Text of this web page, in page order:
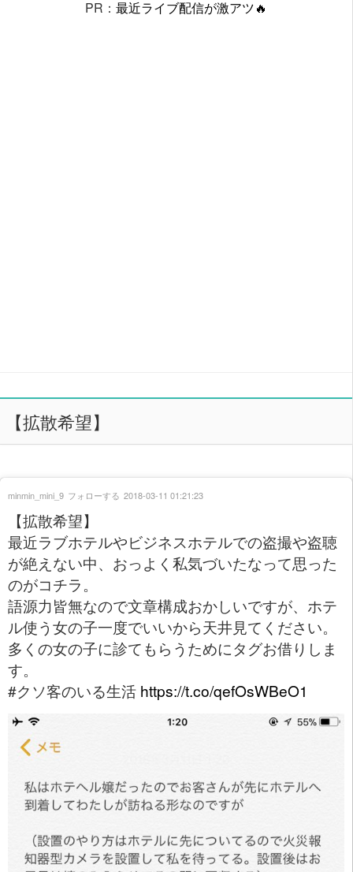
PR： 最近ライブ配信が激アツ🔥
【拡散希望】
【拡散希望】
最近ラブホテルやビジネスホテルでの盗撮や盗聴
が絶えない中、おっよく私気づいたなって思った
のがコチラ。
語源力皆無なので文章構成おかしいですが、ホテ
ル使う女の子一度でいいから天井見てください。
多くの女の子に診てもらうためにタグお借りしま
す。
#クソ客のいる生活 https://t.co/qefOsWBeO1
minmin_mini_9 フォローする 2018-03-11 01:21:23